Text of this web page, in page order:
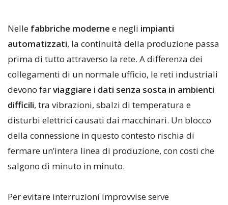
Nelle fabbriche moderne e negli impianti
automatizzati, la continuità della produzione passa
prima di tutto attraverso la rete. A differenza dei
collegamenti di un normale ufficio, le reti industriali
devono farviaggiare i dati senza sosta in ambienti
difficili, tra vibrazioni, sbalzi di temperatura e
disturbi elettrici causati dai macchinari. Un blocco
della connessione in questo contesto rischia di
fermare un’intera linea di produzione, con costi che
salgono di minuto in minuto.
Per evitare interruzioni improvvise serve